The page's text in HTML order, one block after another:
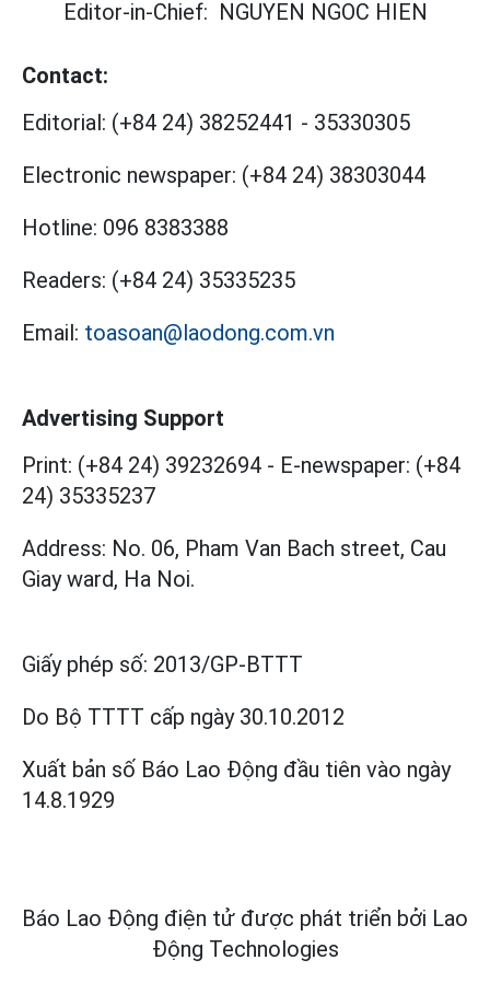
Editor-in-Chief: NGUYEN NGOC HIEN
Contact:
Editorial: (+84 24) 38252441 - 35330305
Electronic newspaper: (+84 24) 38303044
Hotline: 096 8383388
Readers: (+84 24) 35335235
Email: toasoan@laodong.com.vn
Advertising Support
Print: (+84 24) 39232694 - E-newspaper: (+84
24) 35335237
Address: No. 06, Pham Van Bach street, Cau
Giay ward, Ha Noi.
Giấy phép số: 2013/GP-BTTT
Do Bộ TTTT cấp ngày 30.10.2012
Xuất bản số Báo Lao Động đầu tiên vào ngày
14.8.1929
Báo Lao Động điện tử được phát triển bởi Lao
Động Technologies